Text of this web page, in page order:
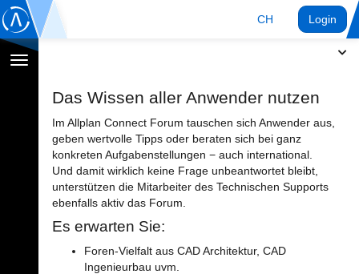
CH Login
Navigation
Das Wissen aller Anwender nutzen
Im Allplan Connect Forum tauschen sich Anwender aus,
geben wertvolle Tipps oder beraten sich bei ganz
konkreten Aufgabenstellungen − auch international.
Und damit wirklich keine Frage unbeantwortet bleibt,
unterstützen die Mitarbeiter des Technischen Supports
ebenfalls aktiv das Forum.
Es erwarten Sie:
Foren-Vielfalt aus CAD Architektur, CAD
Ingenieurbau uvm.